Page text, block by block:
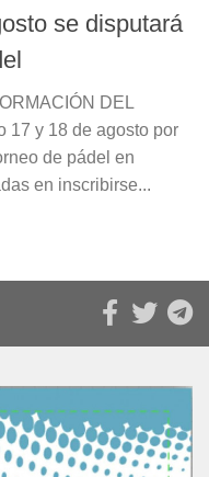
se disputará
DEL
17 y 18 de agosto por
de pádel en
en inscribirse...